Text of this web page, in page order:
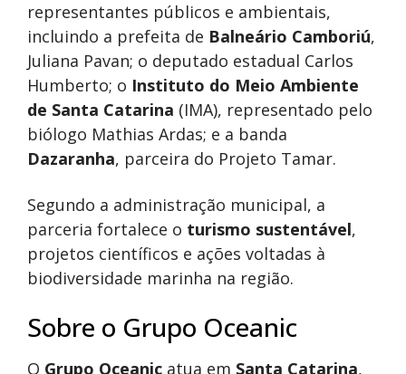
representantes públicos e ambientais,
incluindo a prefeita de Balneário Camboriú,
Juliana Pavan; o deputado estadual Carlos
Humberto; o Instituto do Meio Ambiente
de Santa Catarina (IMA), representado pelo
biólogo Mathias Ardas; e a banda
Dazaranha, parceira do Projeto Tamar.
Segundo a administração municipal, a
parceria fortalece o turismo sustentável,
projetos científicos e ações voltadas à
biodiversidade marinha na região.
Sobre o Grupo Oceanic
O Grupo Oceanic atua em Santa Catarina,